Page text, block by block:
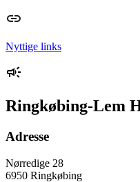
Nyttige links
Ringkøbing-Lem
Adresse
Nørredige 28
6950 Ringkøbing